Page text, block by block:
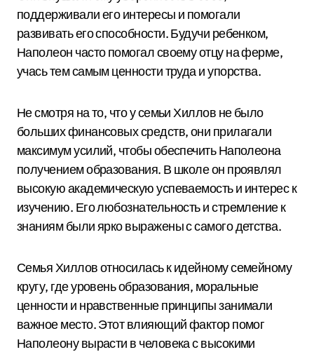
поддерживали его интересы и помогали
развивать его способности. Будучи ребенком,
Наполеон часто помогал своему отцу на ферме,
учась тем самым ценности труда и упорства.
Не смотря на то, что у семьи Хиллов не было
больших финансовых средств, они прилагали
максимум усилий, чтобы обеспечить Наполеона
получением образования. В школе он проявлял
высокую академическую успеваемость и интерес к
изучению. Его любознательность и стремление к
знаниям были ярко выражены с самого детства.
Семья Хиллов относилась к идейному семейному
кругу, где уровень образования, моральные
ценности и нравственные принципы занимали
важное место. Этот влияющий фактор помог
Наполеону вырасти в человека с высокими